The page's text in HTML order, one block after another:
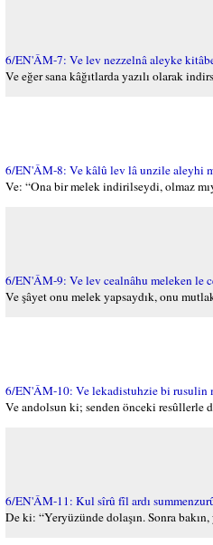
6/EN'ÂM-7: Ve lev nezzelnâ aleyke
Ve eğer sana kâğıtlarda yazılı olarak
6/EN'ÂM-8: Ve kâlû lev lâ unzile aleyhi
Ve: “Ona bir melek indirilseydi, olmaz
6/EN'ÂM-9: Ve lev cealnâhu meleken le
Ve şâyet onu melek yapsaydık, onu
6/EN'ÂM-10: Ve lekadistuhzie bi rusulin
Ve andolsun ki; senden önceki resûllerle
6/EN'ÂM-11: Kul sîrû fîl ardı
De ki: “Yeryüzünde dolaşın. Sonra